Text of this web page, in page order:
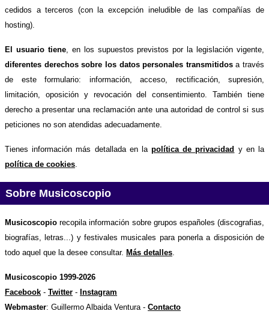
cedidos a terceros (con la excepción ineludible de las compañías de
hosting).
El usuario tiene, en los supuestos previstos por la legislación vigente,
diferentes derechos sobre los datos personales transmitidosa través
de este formulario: información, acceso, rectificación, supresión,
limitación, oposición y revocación del consentimiento. También tiene
derecho a presentar una reclamación ante una autoridad de control si sus
peticiones no son atendidas adecuadamente.
Tienes información más detallada en lapolítica de privacidad y en la
política de cookies
Sobre Musicoscopio
Musicoscopio recopila información sobre grupos españoles (discografias,
biografías, letras...) y festivales musicales para ponerla a disposición de
todo aquel que la desee consultar. Más detalles.
Musicoscopio 1999-2026
Facebook - Twitter - Instagram
Webmaster: Guillermo Albaida Ventura - Contacto